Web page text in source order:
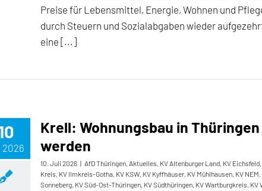
Preise für Lebensmittel, Energie, Wohnen und
durch Steuern und Sozialabgaben wieder
eine [...]
2026
Krell: Wohnungsbau in
werden
10. Juli 2026 | AfD Thüringen, Aktuelles, KV Altenburger Land, KV Eichsfeld,
Kreis, KV Ilmkreis-Gotha, KV KSW, KV Kyffhäuser, KV Mühlhausen, KV NEM,
Sonneberg, KV Süd-Ost-Thüringen, KV Südthüringen, KV Wartburgkreis, KV